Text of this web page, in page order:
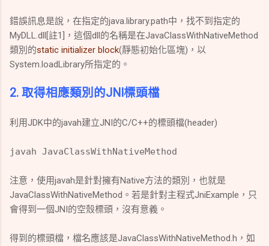
錯誤訊息是說，在指定的java.library.path中，找不到指定的
MyDLL.dll[註1]，這個dll的名稱是在JavaClassWithNativeMethod
類別的static initializer block(靜態初始化區塊)，以
System.loadLibrary所指定的。
2. 取得相應類別的JNI標頭檔
利用JDK中的javah建立JNI的C/C++的標頭檔(header)
javah JavaClassWithNativeMethod
注意，使用javah是針對擁有Native方法的類別，也就是
JavaClassWithNativeMethod。若是針對主程式JniExample，只
會得到一個JNI的空殼標頭，沒有意義。
得到的標頭檔，檔名應該是JavaClassWithNativeMethod.h，如